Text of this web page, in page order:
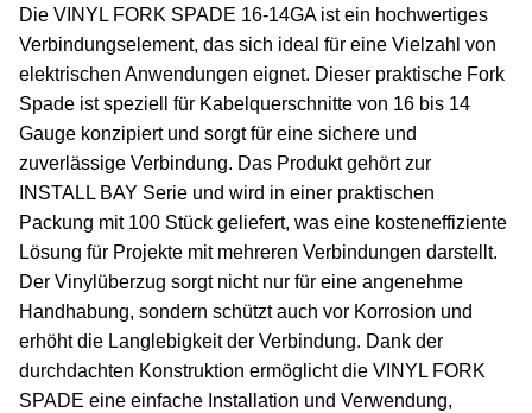
Die VINYL FORK SPADE 16-14GA ist ein hochwertiges
Verbindungselement, das sich ideal für eine Vielzahl von
elektrischen Anwendungen eignet. Dieser praktische Fork
Spade ist speziell für Kabelquerschnitte von 16 bis 14
Gauge konzipiert und sorgt für eine sichere und
zuverlässige Verbindung. Das Produkt gehört zur
INSTALL BAY Serie und wird in einer praktischen
Packung mit 100 Stück geliefert, was eine kosteneffiziente
Lösung für Projekte mit mehreren Verbindungen darstellt.
Der Vinylüberzug sorgt nicht nur für eine angenehme
Handhabung, sondern schützt auch vor Korrosion und
erhöht die Langlebigkeit der Verbindung. Dank der
durchdachten Konstruktion ermöglicht die VINYL FORK
SPADE eine einfache Installation und Verwendung,